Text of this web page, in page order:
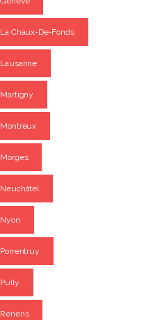
Chaux-De-Fonds